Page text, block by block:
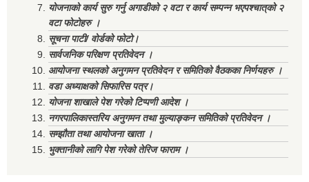
योजनाको कार्य सुरु गर्नु अगाडीको २ वटा र कार्य सम्पन्न भएपश्चात्‌को २
वटा फोटोहरु ।
सूचना पाटी/ वोर्डको फोटो।
सार्वजनिक परिक्षण प्रतिवेदन ।
आयोजना स्थलको अनुगमन प्रतिवेदन र समितिको वैठकका निर्णयहरु ।
वडा अध्याक्षको सिफारिस पत्र।
योजना शाखाले पेश गरेको टिप्पणी आदेश ।
नगरपालिकास्तरिय अनुगमन तथा मुल्याङ्कन समितिको प्रतिवेदन ।
सम्झौता तथा आयोजना खाता ।
भुक्तानीको लागि पेश गरेको तेरिज फाराम ।